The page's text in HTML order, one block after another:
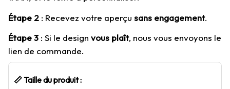
Étape 2 : Recevez votre aperçu sans engagement.
Étape 3 : Si le design vous plaît, nous vous envoyons le
lien de commande.
📏 Taille du produit :